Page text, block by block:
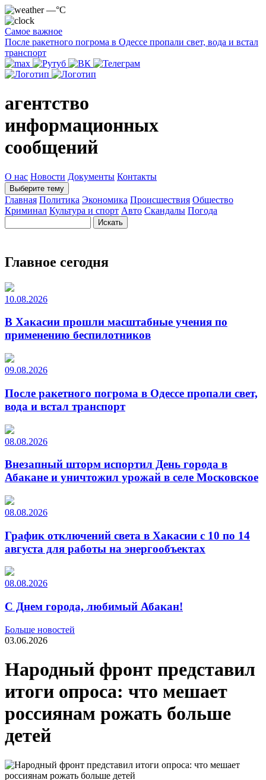
—°C
Самое важное
После ракетного погрома в Одессе пропали свет, вода и встал
транспорт
агентство
информационных
сообщений
О нас Новости Документы Контакты
Выберите тему
Главная Политика Экономика Происшествия Общество
Криминал Культура и спорт Авто Скандалы Погода
Главное сегодня
10.08.2026
В Хакасии прошли масштабные учения по
применению беспилотников
09.08.2026
После ракетного погрома в Одессе пропали свет,
вода и встал транспорт
08.08.2026
Внезапный шторм испортил День города в
Абакане и уничтожил урожай в селе Московское
08.08.2026
График отключений света в Хакасии с 10 по 14
августа для работы на энергообъектах
08.08.2026
С Днем города, любимый Абакан!
Больше новостей
03.06.2026
Народный фронт представил
итоги опроса: что мешает
россиянам рожать больше
детей